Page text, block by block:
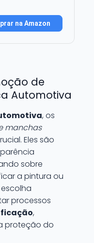
na Amazon
de
Automotiva
, os
manchas
Eles são
sobre
a pintura ou
processos
,
proteção do